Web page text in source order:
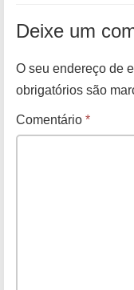
Deixe um
O seu endereço de
obrigatórios são
Comentário *